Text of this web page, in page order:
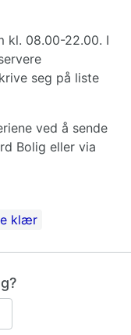
kl. 08.00-22.00. I
seg på liste
ved å sende
Bolig eller via
klær